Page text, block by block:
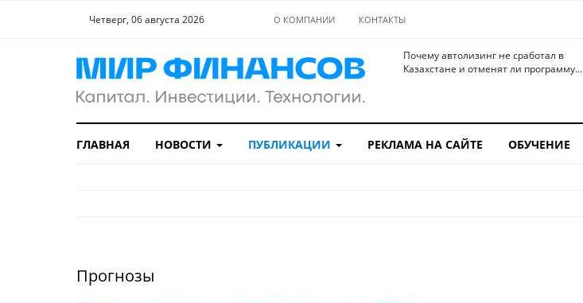
Четверг, 06 августа 2026 О КОМПАНИИ КОНТАКТЫ
Почему автолизинг не сработал в
Казахстане и отменят ли программу...
ГЛАВНАЯ НОВОСТИ ПУБЛИКАЦИИ РЕКЛАМА НА САЙТЕ ОБУЧЕНИЕ
Прогнозы